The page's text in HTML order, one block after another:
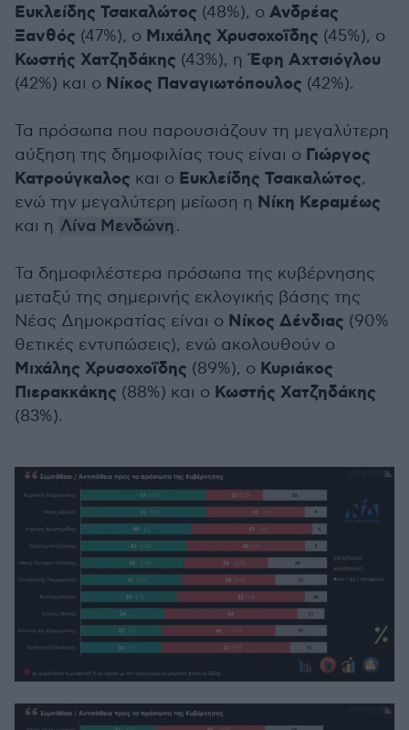
Ευκλείδης Τσακαλώτος (48%), ο Ανδρέας
Ξανθός (47%), ο Μιχάλης Χρυσοχοΐδης (45%), ο
Κωστής Χατζηδάκης (43%), η Έφη Αχτσιόγλου
(42%) και ο Νίκος Παναγιωτόπουλος (42%).
Τα πρόσωπα που παρουσιάζουν τη μεγαλύτερη
αύξηση της δημοφιλίας τους είναι ο Γιώργος
Κατρούγκαλος και ο Ευκλείδης Τσακαλώτος,
ενώ την μεγαλύτερη μείωση η Νίκη Κεραμέως
και η Λίνα Μενδώνη.
Τα δημοφιλέστερα πρόσωπα της κυβέρνησης
μεταξύ της σημερινής εκλογικής βάσης της
Νέας Δημοκρατίας είναι ο Νίκος Δένδιας (90%
θετικές εντυπώσεις), ενώ ακολουθούν ο
Μιχάλης Χρυσοχοΐδης (89%), ο Κυριάκος
Πιερακκάκης (88%) και ο Κωστής Χατζηδάκης
(83%).